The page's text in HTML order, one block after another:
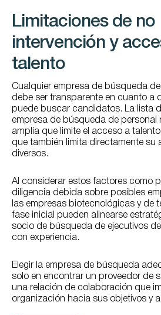
Limitaciones de no
intervención y
talento
Cualquier empresa de búsqueda
debe ser transparente en cuanto a
puede buscar candidatos. La lista
empresa de búsqueda de personal
amplia que limite el acceso a
que también limita directamente
diversos.
Al considerar estos factores como
diligencia debida sobre posibles
las empresas biotecnológicas y de
fase inicial pueden alinearse
socio de búsqueda de ejecutivos
con experiencia.
Elegir la empresa de búsqueda
solo en encontrar un proveedor de
una relación de colaboración que
organización hacia sus objetivos y